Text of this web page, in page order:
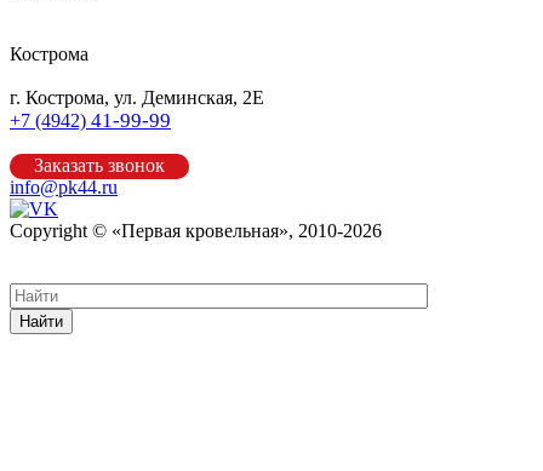
Кострома
г. Кострома, ул. Деминская, 2Е
+7 (4942) 41-99-99
Заказать звонок
info@pk44.ru
Copyright © «Первая кровельная», 2010-2026
Найти